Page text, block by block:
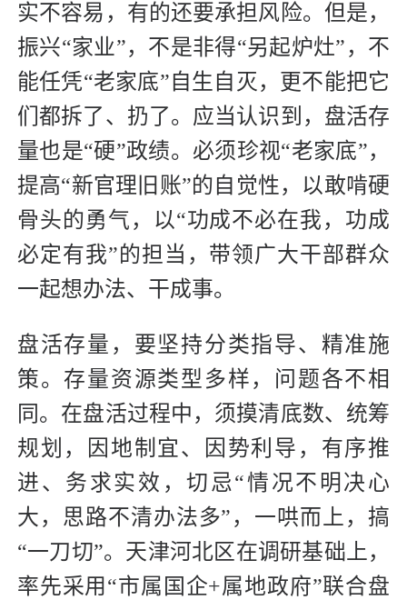
实不容易，有的还要承担风险。但是，
振兴“家业”，不是非得“另起炉灶”，不
能任凭“老家底”自生自灭，更不能把它
们都拆了、扔了。应当认识到，盘活存
量也是“硬”政绩。必须珍视“老家底”，
提高“新官理旧账”的自觉性，以敢啃硬
骨头的勇气，以“功成不必在我，功成
必定有我”的担当，带领广大干部群众
一起想办法、干成事。
盘活存量，要坚持分类指导、精准施
策。存量资源类型多样，问题各不相
同。在盘活过程中，须摸清底数、统筹
规划，因地制宜、因势利导，有序推
进、务求实效，切忌“情况不明决心
大，思路不清办法多”，一哄而上，搞
“一刀切”。天津河北区在调研基础上，
率先采用“市属国企+属地政府”联合盘